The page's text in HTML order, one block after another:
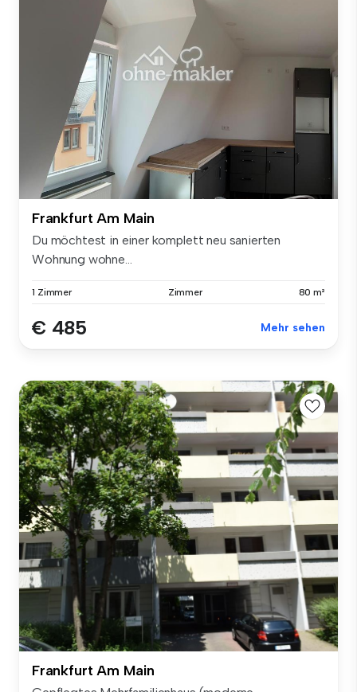
Frankfurt Am Main
Du möchtest in einer komplett neu sanierten
Wohnung wohne...
1 Zimmer Zimmer 80 m²
€ 485 Mehr sehen
Frankfurt Am Main